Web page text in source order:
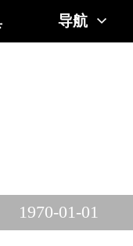
导航
1970-01-01